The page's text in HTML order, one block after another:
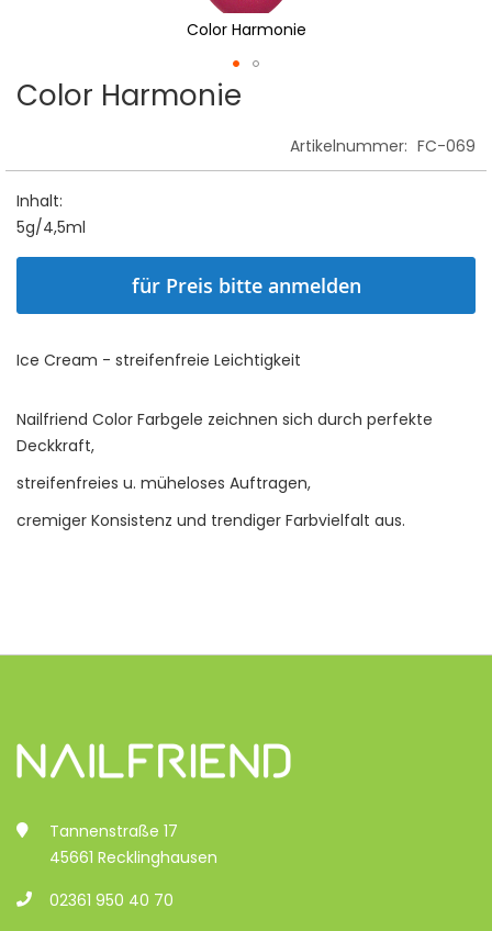
Color Harmonie
Artikelnummer: FC-069
Inhalt:
5g/4,5ml
für Preis bitte anmelden
Ice Cream - streifenfreie Leichtigkeit
Color Harmonie
Skip
beginning
of
the
Nailfriend Color Farbgele zeichnen sich durch perfekte
Deckkraft,
streifenfreies u. müheloses Auftragen,
cremiger Konsistenz und trendiger Farbvielfalt aus.
Tannenstraße 17
45661 Recklinghausen
02361 950 40 70